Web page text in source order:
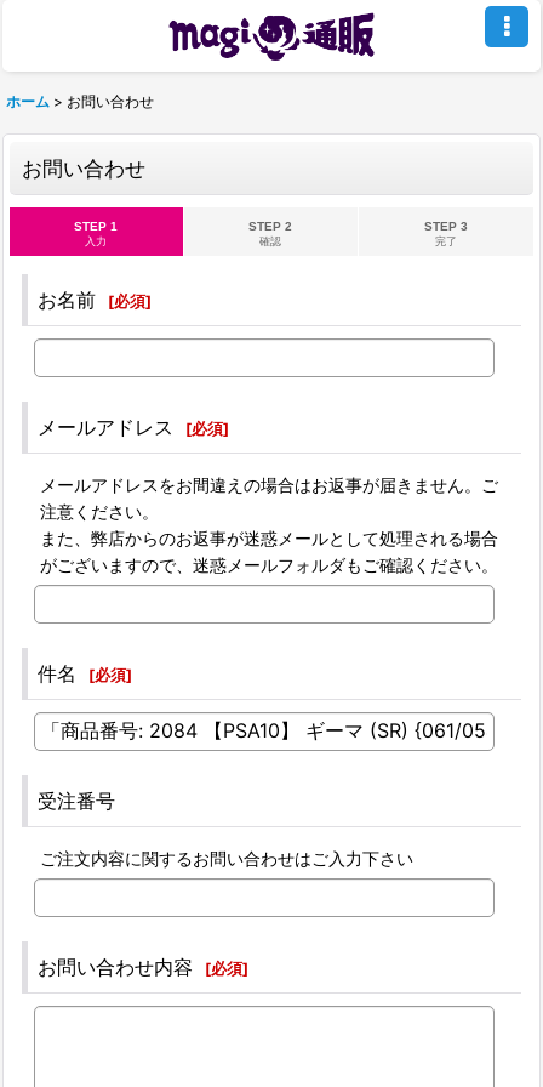
ホーム > お問い合わせ
お問い合わせ
STEP 1
入力
STEP 2
確認
STEP 3
完了
お名前 [必須]
メールアドレス [必須]
メールアドレスをお間違えの場合はお返事が届きません。ご
注意ください。
また、弊店からのお返事が迷惑メールとして処理される場合
がございますので、迷惑メールフォルダもご確認ください。
件名 [必須]
受注番号
ご注文内容に関するお問い合わせはご入力下さい
お問い合わせ内容 [必須]